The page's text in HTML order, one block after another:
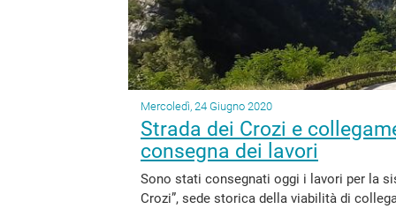
Mercoledì, 24 Giugno 2020
Strada dei Crozi e
consegna dei lavori
Sono stati consegnati oggi i lavori per la
Crozi”, sede storica della viabilità di